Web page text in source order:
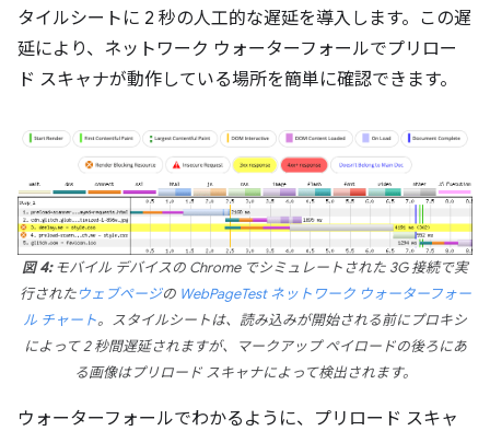
タイルシートに 2 秒の人工的な遅延を導入します。この遅
延により、ネットワーク ウォーターフォールでプリロー
ド スキャナが動作している場所を簡単に確認できます。
図 4:モバイル デバイスの Chrome でシミュレートされた 3G 接続で実
行されたウェブページの WebPageTest ネットワーク ウォーターフォー
ル チャート。スタイルシートは、読み込みが開始される前にプロキシ
によって 2 秒間遅延されますが、マークアップ ペイロードの後ろにあ
る画像はプリロード スキャナによって検出されます。
ウォーターフォールでわかるように、プリロード スキャ